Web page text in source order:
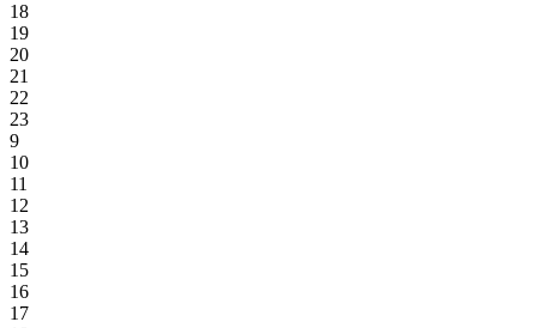
18
19
20
21
22
23
9
10
11
12
13
14
15
16
17